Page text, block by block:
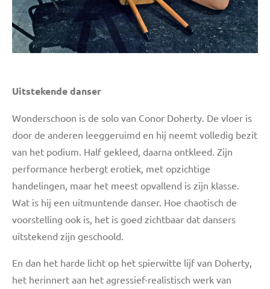
Uitstekende danser
Wonderschoon is de solo van Conor Doherty. De vloer is
door de anderen leeggeruimd en hij neemt volledig bezit
van het podium. Half gekleed, daarna ontkleed. Zijn
performance herbergt erotiek, met opzichtige
handelingen, maar het meest opvallend is zijn klasse.
Wat is hij een uitmuntende danser. Hoe chaotisch de
voorstelling ook is, het is goed zichtbaar dat dansers
uitstekend zijn geschoold.
En dan het harde licht op het spierwitte lijf van Doherty,
het herinnert aan het agressief-realistisch werk van